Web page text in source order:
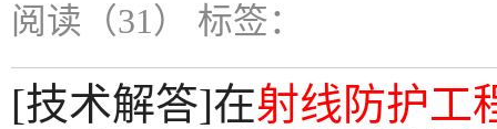
阅读（31） 标签：
[技术解答]在射线防护工